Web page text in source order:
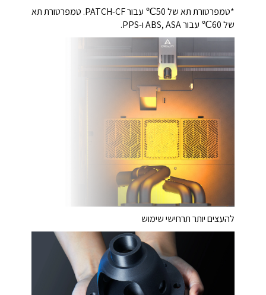
*טמפרטורת תא של 50℃ עבור PATCH-CF.
טמפרטורת תא
של 60℃ עבור ABS, ASA ו-PPS.
להעצים יותר תרחישי שימוש